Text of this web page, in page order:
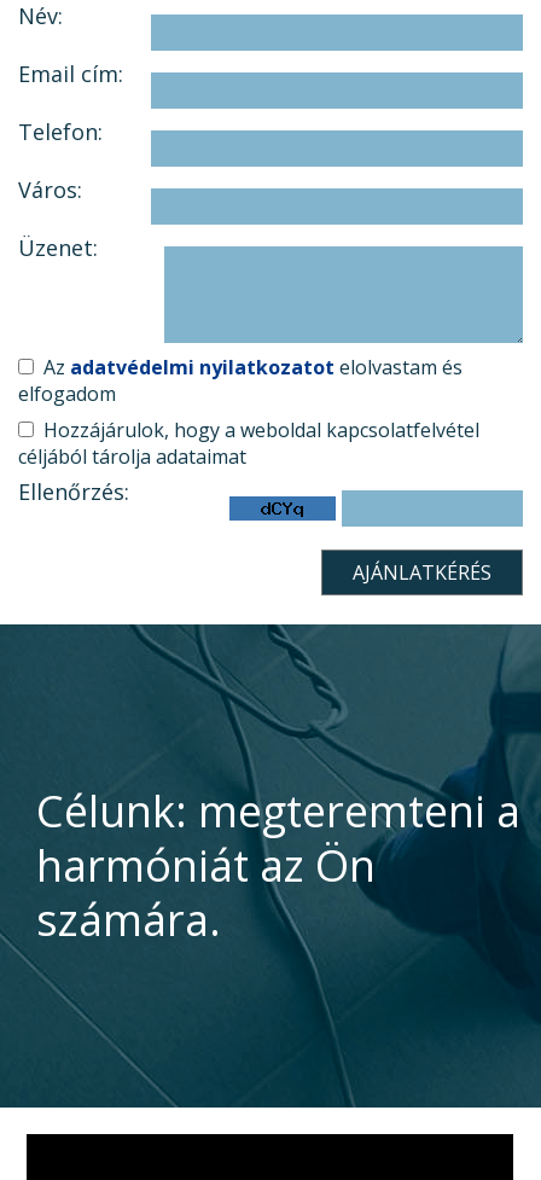
Név:
Email cím:
Telefon:
Város:
Üzenet:
Az adatvédelmi nyilatkozatot elolvastam és
elfogadom
Hozzájárulok, hogy a weboldal kapcsolatfelvétel
céljából tárolja adataimat
Ellenőrzés:
Célunk: megteremteni a
harmóniát az Ön
számára.